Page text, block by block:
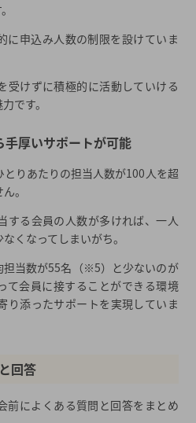
に申込み人数の制限を設けていま
受けずに積極的に活動していける
です。
厚いサポートが可能
りあたりの担当人数が100人を超
。
する会員の人数が多ければ、一人
くなってしまいがち。
担当数が55名（※5）と少ないのが
て会員に接することができる環境
り添ったサポートを実現していま
回答
前によくある質問と回答をまとめ